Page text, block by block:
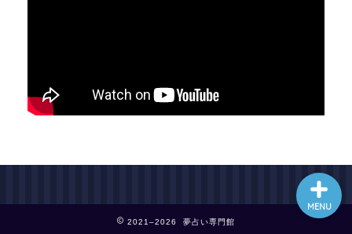
2021–2026 夢占い専門館
MENU
最新記事動画